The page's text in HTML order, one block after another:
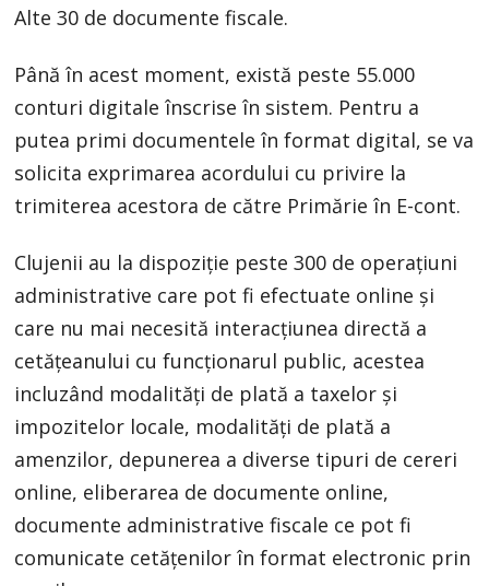
Alte 30 de documente fiscale.
Până în acest moment, există peste 55.000
conturi digitale înscrise în sistem. Pentru a
putea primi documentele în format digital, se va
solicita exprimarea acordului cu privire la
trimiterea acestora de către Primărie în E-cont.
Clujenii au la dispoziție peste 300 de operațiuni
administrative care pot fi efectuate online și
care nu mai necesită interacțiunea directă a
cetățeanului cu funcționarul public, acestea
incluzând modalități de plată a taxelor și
impozitelor locale, modalități de plată a
amenzilor, depunerea a diverse tipuri de cereri
online, eliberarea de documente online,
documente administrative fiscale ce pot fi
comunicate cetățenilor în format electronic prin